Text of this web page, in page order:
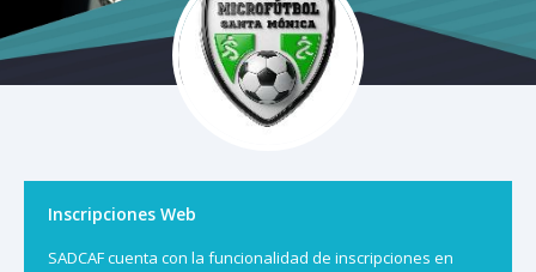
Inscripciones Web
SADCAF cuenta con la funcionalidad de inscripciones en